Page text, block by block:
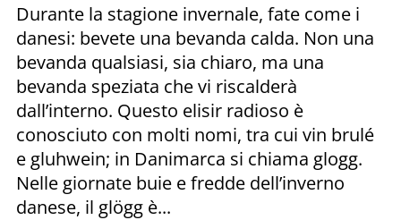
Durante la stagione invernale, fate come i
danesi: bevete una bevanda calda. Non una
bevanda qualsiasi, sia chiaro, ma una
bevanda speziata che vi riscalderà
dall’interno. Questo elisir radioso è
conosciuto con molti nomi, tra cui vin brulé
e gluhwein; in Danimarca si chiama glogg.
Nelle giornate buie e fredde dell’inverno
danese, il glögg è...